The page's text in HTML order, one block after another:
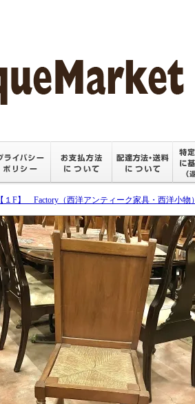
【１F】 Factory（西洋アンティーク家具・西洋小物）